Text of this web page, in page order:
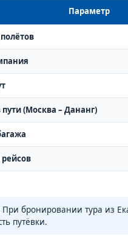
Параметр
(Москва – Дананг)
рейсов
При бронировании тура из
путёвки.